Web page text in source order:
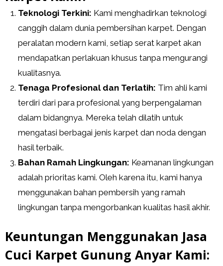
Teknologi Terkini: Kami menghadirkan teknologi
canggih dalam dunia pembersihan karpet. Dengan
peralatan modern kami, setiap serat karpet akan
mendapatkan perlakuan khusus tanpa mengurangi
kualitasnya.
Tenaga Profesional dan Terlatih: Tim ahli kami
terdiri dari para profesional yang berpengalaman
dalam bidangnya. Mereka telah dilatih untuk
mengatasi berbagai jenis karpet dan noda dengan
hasil terbaik.
Bahan Ramah Lingkungan: Keamanan lingkungan
adalah prioritas kami. Oleh karena itu, kami hanya
menggunakan bahan pembersih yang ramah
lingkungan tanpa mengorbankan kualitas hasil akhir.
Keuntungan Menggunakan Jasa
Cuci Karpet Gunung Anyar Kami: